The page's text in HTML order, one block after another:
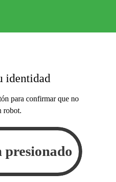
identidad
para confirmar que no
robot.